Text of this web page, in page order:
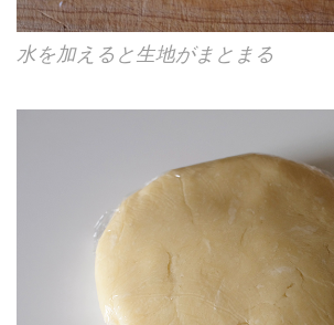
水を加えると生地がまとまる